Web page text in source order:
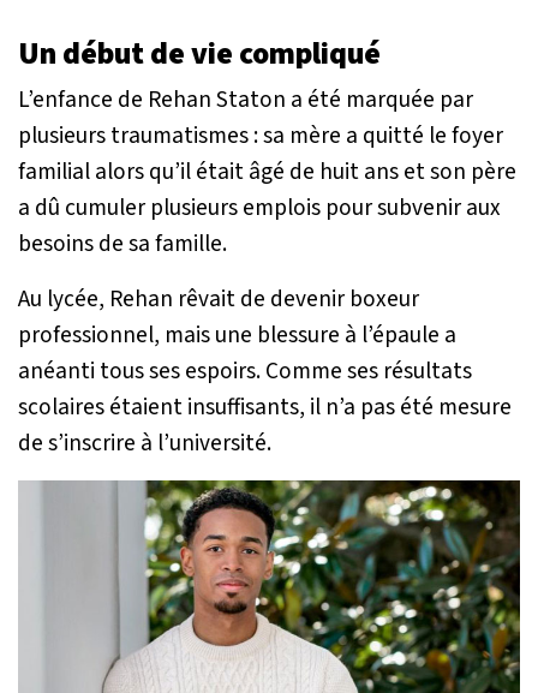
Un début de vie compliqué
L’enfance de Rehan Staton a été marquée par
plusieurs traumatismes : sa mère a quitté le foyer
familial alors qu’il était âgé de huit ans et son père
a dû cumuler plusieurs emplois pour subvenir aux
besoins de sa famille.
Au lycée, Rehan rêvait de devenir boxeur
professionnel, mais une blessure à l’épaule a
anéanti tous ses espoirs. Comme ses résultats
scolaires étaient insuffisants, il n’a pas été mesure
de s’inscrire à l’université.